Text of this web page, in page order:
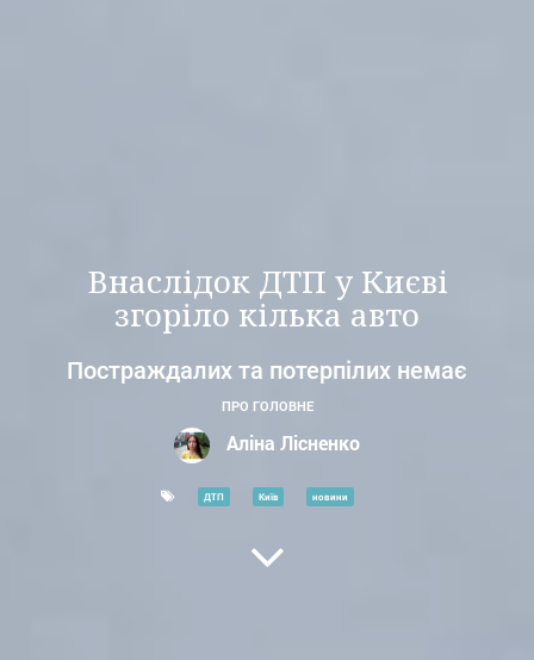
Внаслідок ДТП у Києві
згоріло кілька авто
Постраждалих та потерпілих немає
ПРО ГОЛОВНЕ
Аліна Лісненко
ДТП Київ новини